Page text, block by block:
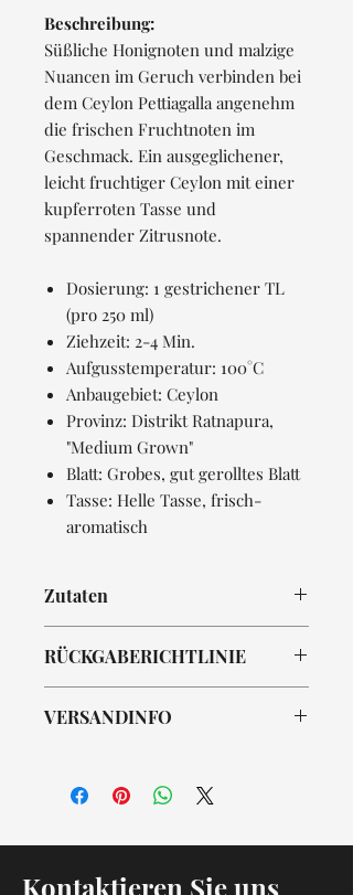
Beschreibung:
Süßliche Honignoten und malzige
Nuancen im Geruch verbinden bei
dem Ceylon Pettiagalla angenehm
die frischen Fruchtnoten im
Geschmack. Ein ausgeglichener,
leicht fruchtiger Ceylon mit einer
kupferroten Tasse und
spannender Zitrusnote.
Dosierung: 1 gestrichener TL
(pro 250 ml)
Ziehzeit: 2-4 Min.
Aufgusstemperatur: 100°C
Anbaugebiet: Ceylon
Provinz: Distrikt Ratnapura,
"Medium Grown"
Blatt: Grobes, gut gerolltes Blatt
Tasse: Helle Tasse, frisch-
aromatisch
Zutaten
RÜCKGABERICHTLINIE
Erkläre Kunden hier, was zu tun ist,
Rückgabebedingungen sind rechtlich
VERSANDINFO
Informiere Kunden hier über deine
Versandmethoden, Verpackung und
Versandregelungen sind rechtlich
vorgeschrieben und eine gute
Kontaktieren Sie uns